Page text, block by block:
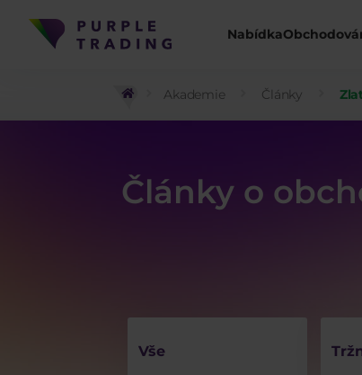
Nabídka
Akademie Články
Články o
Vše